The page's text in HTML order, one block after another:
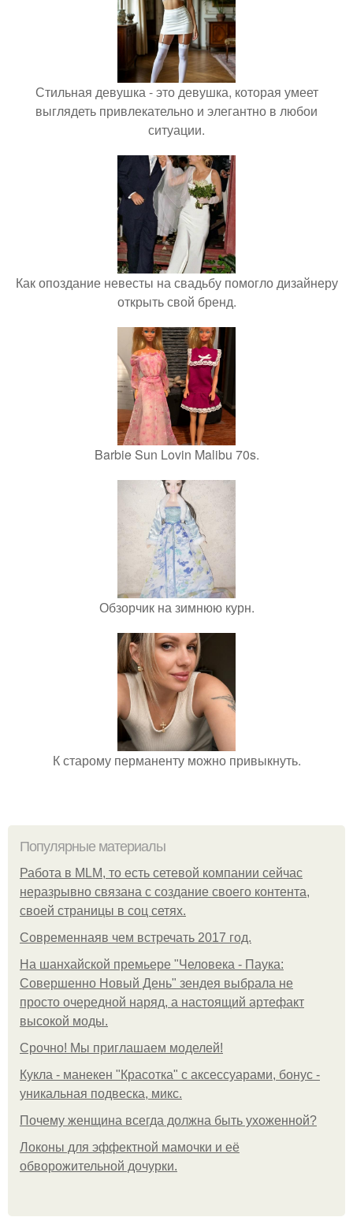
Стильная девушка - это девушка, которая умеет
выглядеть привлекательно и элегантно в любои
ситуации.
Как опоздание невесты на свадьбу помогло дизайнеру
открыть свой бренд.
Barbie Sun Lovin Malibu 70s.
Обзорчик на зимнюю курн.
К старому перманенту можно привыкнуть.
Популярные материалы
Работа в MLM, то есть сетевой компании сейчас
неразрывно связана с создание своего контента,
своей страницы в соц сетях.
Современнаяв чем встречать 2017 год.
На шанхайской премьере "Человека - Паука:
Совершенно Новый День" зендея выбрала не
просто очередной наряд, а настоящий артефакт
высокой моды.
Срочно! Мы приглашаем моделей!
Кукла - манекен "Красотка" с аксессуарами, бонус -
уникальная подвеска, микс.
Почему женщина всегда должна быть ухоженной?
Локоны для эффектной мамочки и её
обворожительной дочурки.